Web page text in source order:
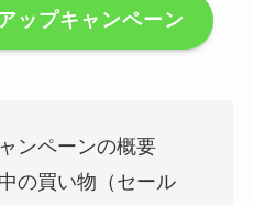
ップキャンペーン
ンペーンの概要
の買い物（セール